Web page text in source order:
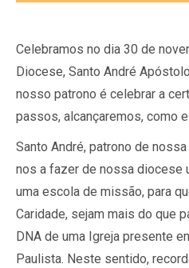
Celebramos no dia 30 de
Diocese, Santo André
nosso patrono é celebrar a
passos, alcançaremos, como
Santo André, patrono de
nos a fazer de nossa diocese
uma escola de missão, para
Caridade, sejam mais do que
DNA de uma Igreja presente
Paulista. Neste sentido,